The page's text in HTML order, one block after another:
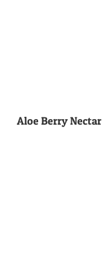
Aloe Berry Nectar